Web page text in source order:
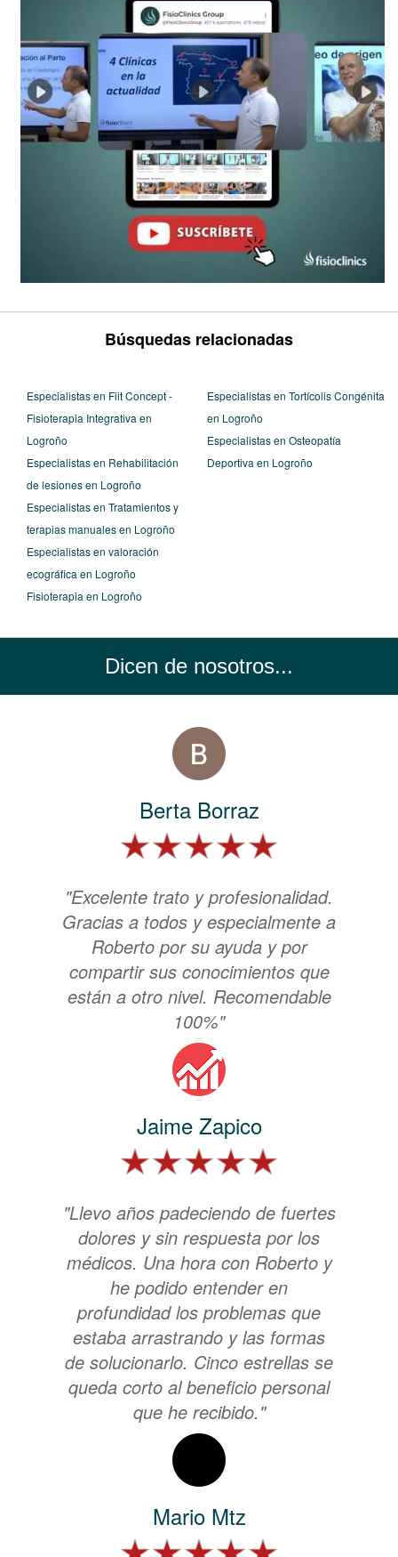
Búsquedas relacionadas
Especialistas en Fiit Concept -
Fisioterapia Integrativa en
Logroño
Especialistas en Rehabilitación
de lesiones en Logroño
Especialistas en Tratamientos y
terapias manuales en Logroño
Especialistas en valoración
ecográfica en Logroño
Fisioterapia en Logroño
Especialistas en Tortícolis Congénita
en Logroño
Especialistas en Osteopatía
Deportiva en Logroño
Dicen de nosotros...
Berta Borraz
"Excelente trato y profesionalidad.
Gracias a todos y especialmente a
Roberto por su ayuda y por
compartir sus conocimientos que
están a otro nivel. Recomendable
100%"
Jaime Zapico
"Llevo años padeciendo de fuertes
dolores y sin respuesta por los
médicos. Una hora con Roberto y
he podido entender en
profundidad los problemas que
estaba arrastrando y las formas
de solucionarlo. Cinco estrellas se
queda corto al beneficio personal
que he recibido."
Mario Mtz